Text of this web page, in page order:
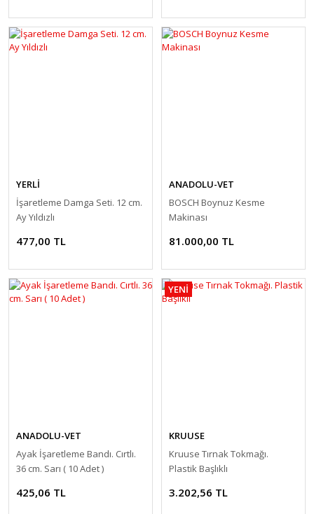
YERLİ
İşaretleme Damga Seti. 12 cm.
Ay Yıldızlı
477,00 TL
ANADOLU-VET
BOSCH Boynuz Kesme
Makinası
81.000,00 TL
ANADOLU-VET
Ayak İşaretleme Bandı. Cırtlı.
36 cm. Sarı ( 10 Adet )
425,06 TL
YENİ
KRUUSE
Kruuse Tırnak Tokmağı.
Plastik Başlıklı
3.202,56 TL